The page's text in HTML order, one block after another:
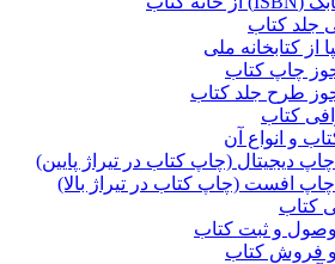
جلد کتاب
از کتابخانه ملی
چاپ کتاب
طرح جلد کتاب
کتاب
و انواع آن
چاپ دیجیتال (چاپ کتاب در تیراژ پایین)
چاپ افست (چاپ کتاب در تیراژ بالا)
کتاب
وصول و ثبت کتاب
فروش کتاب